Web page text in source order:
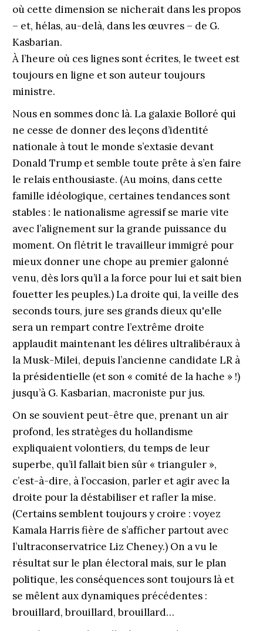
où cette dimension se nicherait dans les propos
– et, hélas, au-delà, dans les œuvres – de G.
Kasbarian.
À l’heure où ces lignes sont écrites, le tweet est
toujours en ligne et son auteur toujours
ministre.
Nous en sommes donc là. La galaxie Bolloré qui
ne cesse de donner des leçons d’identité
nationale à tout le monde s’extasie devant
Donald Trump et semble toute prête à s’en faire
le relais enthousiaste. (Au moins, dans cette
famille idéologique, certaines tendances sont
stables : le nationalisme agressif se marie vite
avec l’alignement sur la grande puissance du
moment. On flétrit le travailleur immigré pour
mieux donner une chope au premier galonné
venu, dès lors qu’il a la force pour lui et sait bien
fouetter les peuples.) La droite qui, la veille des
seconds tours, jure ses grands dieux qu'elle
sera un rempart contre l’extrême droite
applaudit maintenant les délires ultralibéraux à
la Musk-Milei, depuis l’ancienne candidate LR à
la présidentielle (et son « comité de la hache » !)
jusqu’à G. Kasbarian, macroniste pur jus.
On se souvient peut-être que, prenant un air
profond, les stratèges du hollandisme
expliquaient volontiers, du temps de leur
superbe, qu’il fallait bien sûr « trianguler »,
c’est-à-dire, à l’occasion, parler et agir avec la
droite pour la déstabiliser et rafler la mise.
(Certains semblent toujours y croire : voyez
Kamala Harris fière de s’afficher partout avec
l’ultraconservatrice Liz Cheney.) On a vu le
résultat sur le plan électoral mais, sur le plan
politique, les conséquences sont toujours là et
se mêlent aux dynamiques précédentes :
brouillard, brouillard, brouillard…